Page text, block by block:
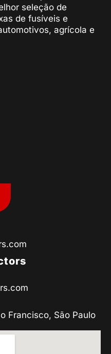
seleção de
de fusíveis e
agrícola e
Francisco, São Paulo